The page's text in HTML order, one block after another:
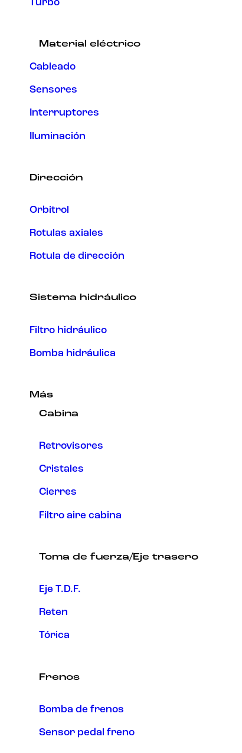
Turbo
Material eléctrico
Cableado
Sensores
Interruptores
Iluminación
Dirección
Orbitrol
Rotulas axiales
Rotula de dirección
Sistema hidráulico
Filtro hidráulico
Bomba hidráulica
Más
Cabina
Retrovisores
Cristales
Cierres
Filtro aire cabina
Toma de fuerza/Eje trasero
Eje T.D.F.
Reten
Tórica
Frenos
Bomba de frenos
Sensor pedal freno